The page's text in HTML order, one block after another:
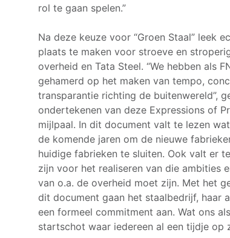
rol te gaan spelen.”
Na deze keuze voor “Groen Staal” leek
plaats te maken voor stroeve en
overheid en Tata Steel. “We hebben als
gehamerd op het maken van tempo,
transparantie richting de buitenwereld”,
ondertekenen van deze Expressions of
mijlpaal. In dit document valt te lezen
de komende jaren om de nieuwe
huidige fabrieken te sluiten. Ook valt er
zijn voor het realiseren van die ambities
van o.a. de overheid moet zijn. Met het
dit document gaan het staalbedrijf, haar
een formeel commitment aan. Wat ons
startschot waar iedereen al een tijdje op